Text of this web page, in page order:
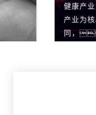
健康产
产业为
同，